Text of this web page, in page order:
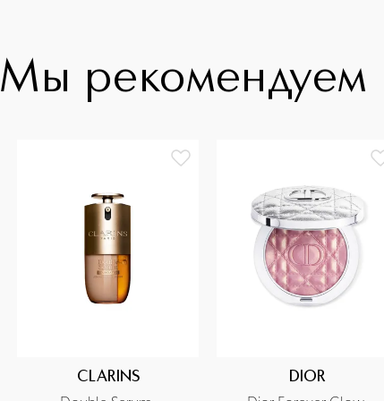
Мы рекомендуем
CLARINS DIOR